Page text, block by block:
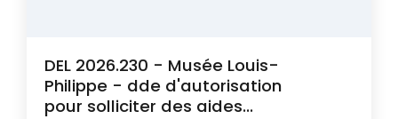
DEL 2026.230 - Musée Louis-
Philippe - dde d'autorisation
pour solliciter des aides